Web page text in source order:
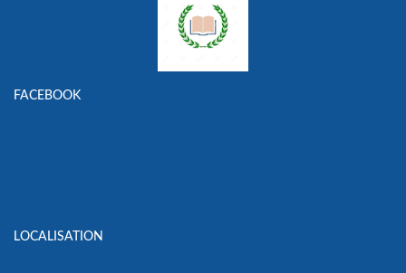
FACEBOOK
LOCALISATION